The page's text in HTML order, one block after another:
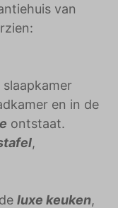
van
en in de
ontstaat.
,
luxe keuken,